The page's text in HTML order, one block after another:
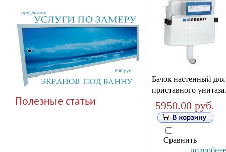
Полезные статьи
Бачок настенный для
приставного унитаза.
5950.00 руб.
Сравнить